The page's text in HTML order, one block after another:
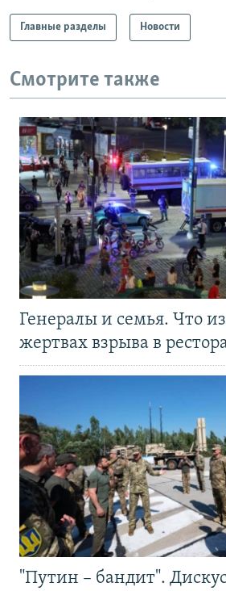
Главные разделы Новости
Смотрите также
Генералы и семья. Что
жертвах взрыва в
"Путин – бандит".